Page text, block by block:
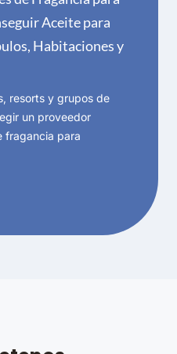
Aceite para
Habitaciones y
resorts y grupos de
un proveedor
fragancia para